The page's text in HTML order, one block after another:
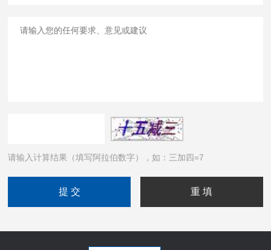
请输入计算结果（填写阿拉伯数字），如：三加四=7